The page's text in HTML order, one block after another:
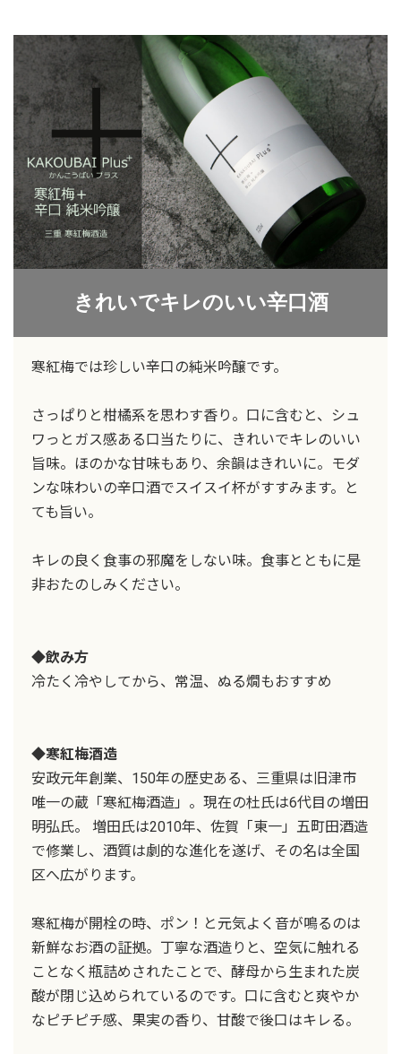
きれいでキレのいい辛口酒
寒紅梅では珍しい辛口の純米吟醸です。
さっぱりと柑橘系を思わす香り。口に含むと、シュ
ワっとガス感ある口当たりに、きれいでキレのいい
旨味。ほのかな甘味もあり、余韻はきれいに。モダ
ンな味わいの辛口酒でスイスイ杯がすすみます。と
ても旨い。
キレの良く食事の邪魔をしない味。食事とともに是
非おたのしみください。
◆飲み方
冷たく冷やしてから、常温、ぬる燗もおすすめ
◆寒紅梅酒造
安政元年創業、150年の歴史ある、三重県は旧津市
唯一の蔵「寒紅梅酒造」。現在の杜氏は6代目の増田
明弘氏。 増田氏は2010年、佐賀「東一」五町田酒造
で修業し、酒質は劇的な進化を遂げ、その名は全国
区へ広がります。
寒紅梅が開栓の時、ポン！と元気よく音が鳴るのは
新鮮なお酒の証拠。丁寧な酒造りと、空気に触れる
ことなく瓶詰めされたことで、酵母から生まれた炭
酸が閉じ込められているのです。口に含むと爽やか
なピチピチ感、果実の香り、甘酸で後口はキレる。